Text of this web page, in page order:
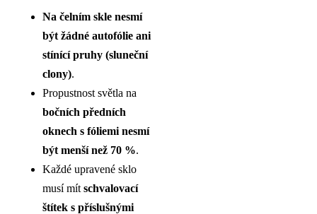
Na čelním skle nesmí
být žádné autofólie ani
stínící pruhy (sluneční
clony).
Propustnost světla na
bočních předních
oknech s fóliemi nesmí
být menší než 70 %.
Každé upravené sklo
musí mít schvalovací
štítek s příslušnými